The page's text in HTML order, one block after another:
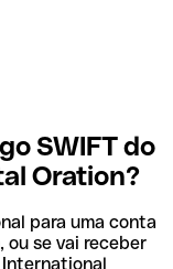
SWIFT do
Oration?
para uma conta
se vai receber